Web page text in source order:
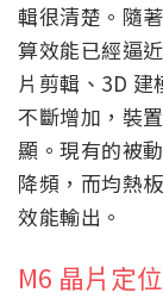
輯很清楚。隨
算效能已經逼
片剪輯、3D 建
不斷增加，裝
顯。現有的被
降頻，而均熱
效能輸出。
M6 晶片定